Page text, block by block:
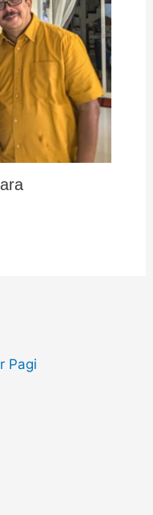
Pagi